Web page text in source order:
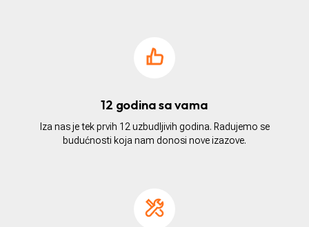
12 godina sa vama
Iza nas je tek prvih 12 uzbudljivih godina. Radujemo se
budućnosti koja nam donosi nove izazove.